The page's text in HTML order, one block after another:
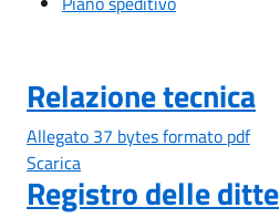
Relazione tecnica
Allegato 37 bytes formato pdf
Scarica
Registro delle ditte